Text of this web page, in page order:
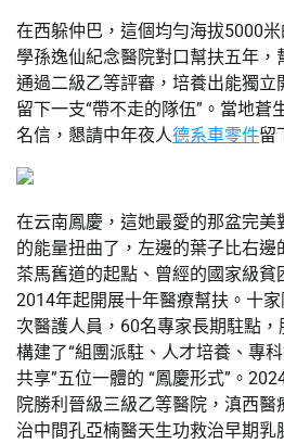
在西躲仲巴，這個均勻海拔5000
學孫逸仙紀念醫院對口幫扶五年
通過二級乙等評審，培養出能獨立
留下一支“帶不走的隊伍”。當地蒼
名信，懇請中年夜人德系車零件留
在云南鳳慶，這她最愛的那盆完
的能量扭曲了，左邊的葉子比右邊
茶馬舊道的起點、曾經的國家級貧
2014年起開展十年醫療幫扶。十
次醫護人員，60名專家長期駐點，
構建了“組團派駐、人才培養、專
共享”五位一體的 “鳳慶形式”。
院勝利晉級三級乙等醫院，滇西
治中間孔亞楠醫天生功救治早期